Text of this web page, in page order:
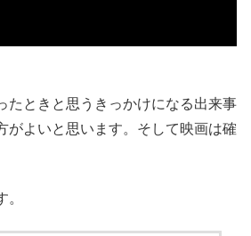
たときと思うきっかけになる出来事
がよいと思います。そして映画は確